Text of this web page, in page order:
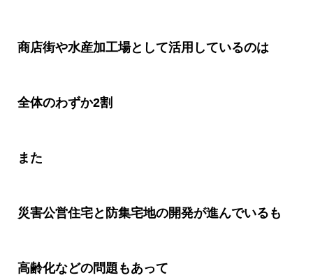
商店街や水産加工場として活用しているのは
全体のわずか2割
また
災害公営住宅と防集宅地の開発が進んでいるも
高齢化などの問題もあって